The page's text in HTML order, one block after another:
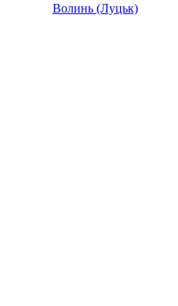
Волинь (Луцьк)